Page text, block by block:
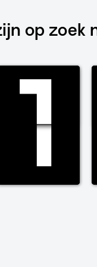
op zoek
1
1
1
1